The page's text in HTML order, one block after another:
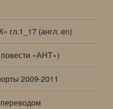
(англ. en)
«АНТ»)
2009-2011